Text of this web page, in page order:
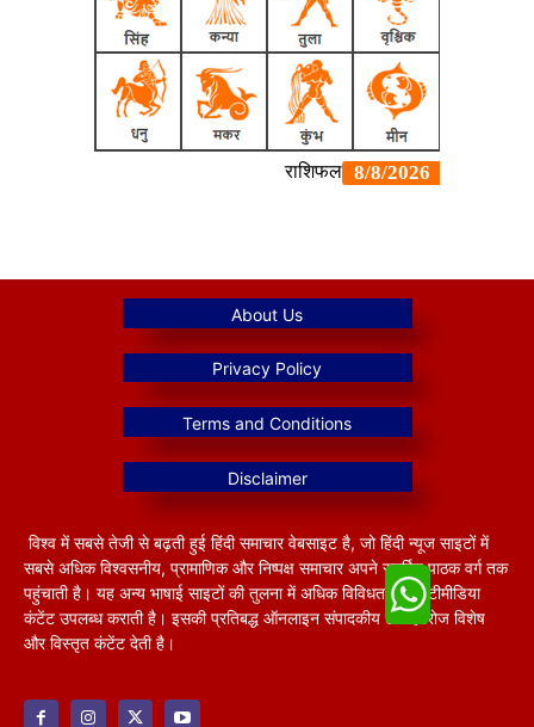
विश्व में सबसे तेजी से बढ़ती हुई हिंदी समाचार वेबसाइट है, जो हिंदी न्यूज साइटों में
सबसे अधिक विश्वसनीय, प्रामाणिक और निष्पक्ष समाचार अपने समर्पित पाठक वर्ग तक
पहुंचाती है। यह अन्य भाषाई साइटों की तुलना में अधिक विविधतापूर्ण मल्टीमीडिया
कंटेंट उपलब्ध कराती है। इसकी प्रतिबद्ध ऑनलाइन संपादकीय टीम हररोज विशेष
और विस्तृत कंटेंट देती है।